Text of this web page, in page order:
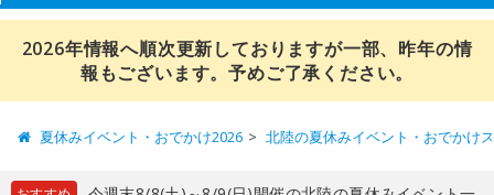
2026年情報へ順次更新しておりますが一部、昨年の情
報もございます。予めご了承ください。
夏休みイベント・おでかけ2026 北陸の夏休みイベント・おでかけ